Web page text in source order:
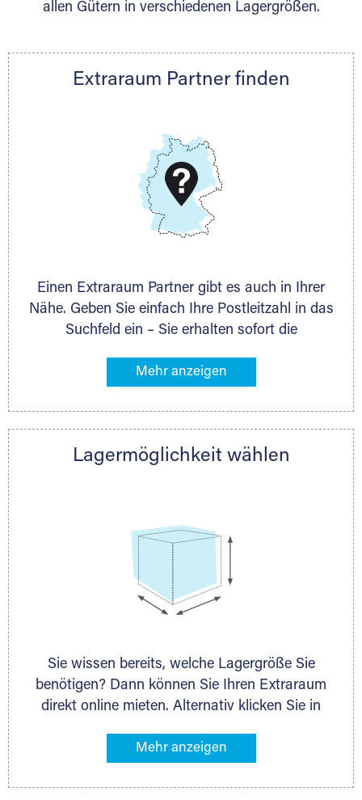
Nachricht.
Telefon:+49 6145 5442 - 404
DMG Aktiengesellschaft
www.dmg-ag.com
allen Gütern in verschiedenen Lagergrößen.
Extraraum Partner finden
Einen Extraraum Partner gibt es auch in Ihrer
Nähe. Geben Sie einfach Ihre Postleitzahl in das
Suchfeld ein – Sie erhalten sofort die
Lagermöglichkeiten in Ihrer Nähe. An zahlreichen
direkt online mieten. Gibt es Extraraum noch
nächstgelegenen Partner und besprechen alles
Lagermöglichkeit wählen
Sie wissen bereits, welche Lagergröße Sie
benötigen? Dann können Sie Ihren Extraraum
direkt online mieten. Alternativ klicken Sie in
Gegenstände an, die Sie einlagern möchten –
ermittelt. Natürlich steht Ihnen Ihr Extraraum